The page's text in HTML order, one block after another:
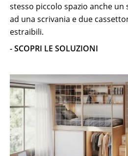
stesso piccolo spazio anche
ad una scrivania e due
estraibili.
- SCOPRI LE SOLUZIONI